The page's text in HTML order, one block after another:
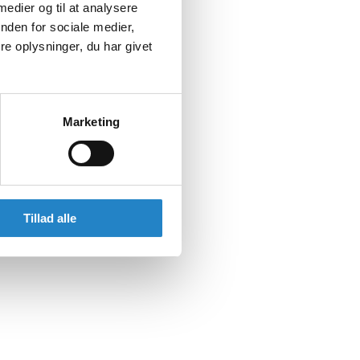
og til at analysere
for sociale medier,
oplysninger, du har givet
Marketing
Tillad alle